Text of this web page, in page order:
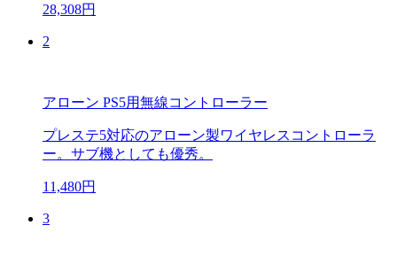
28,308円
2
アローン PS5用無線コントローラー
プレステ5対応のアローン製ワイヤレスコントローラ
ー。サブ機としても優秀。
11,480円
3